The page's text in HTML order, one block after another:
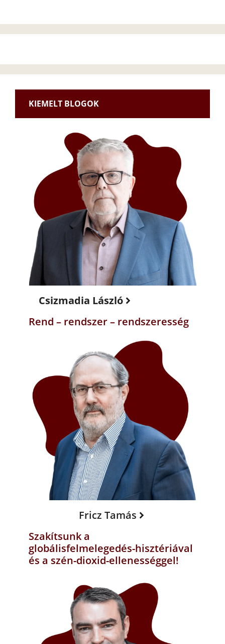
KIEMELT BLOGOK
Csizmadia László
Rend – rendszer – rendszeresség
Fricz Tamás
Szakítsunk a
globálisfelmelegedés-hisztériával
és a szén-dioxid-ellenességgel!